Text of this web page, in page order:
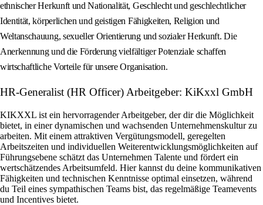
ethnischer Herkunft und Nationalität, Geschlecht und geschlechtlicher
Identität, körperlichen und geistigen Fähigkeiten, Religion und
Weltanschauung, sexueller Orientierung und sozialer Herkunft. Die
Anerkennung und die Förderung vielfältiger Potenziale schaffen
wirtschaftliche Vorteile für unsere Organisation.
HR-Generalist (HR Officer) Arbeitgeber: KiKxxl GmbH
KIKXXL ist ein hervorragender Arbeitgeber, der dir die Möglichkeit
bietet, in einer dynamischen und wachsenden Unternehmenskultur zu
arbeiten. Mit einem attraktiven Vergütungsmodell, geregelten
Arbeitszeiten und individuellen Weiterentwicklungsmöglichkeiten auf
Führungsebene schätzt das Unternehmen Talente und fördert ein
wertschätzendes Arbeitsumfeld. Hier kannst du deine kommunikativen
Fähigkeiten und technischen Kenntnisse optimal einsetzen, während
du Teil eines sympathischen Teams bist, das regelmäßige Teamevents
und Incentives bietet.